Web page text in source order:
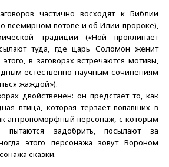
частично восходят к Библии
всемирном потопе и об Илии-пророке),
традиции («Ной проклинает
туда, где царь Соломон женит
в заговорах встречаются мотивы,
естественно-научным сочинениям
жаждой»).
двойственен: он предстает то, как
птица, которая терзает попавших в
антропоморфный персонаж, с которым
пытаются задобрить, посылают за
этого персонажа зовут Вороном
сказки.